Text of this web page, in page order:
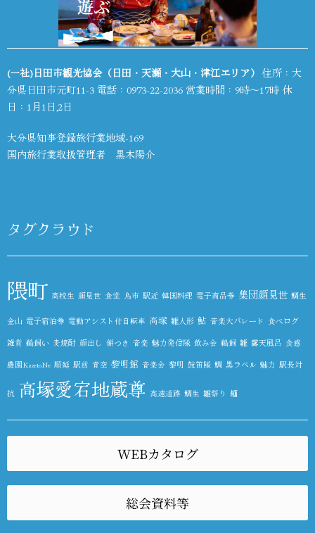
(一社)日田市観光協会（日田・天瀬・大山・津江エリア） 住所：大
分県日田市元町11-3 電話： 0973-22-2036 営業時間：9時～17時 休
日：1月1日,2日
大分県知事登録旅行業地域-169
国内旅行業取扱管理者 黒木陽介
タグクラウド
隈町 高校生 顔見世 食堂 鳥市 駅近 韓国料理 電子商品券 集団顔見世 鯛生
金山 電子宿泊券 電動アシスト付自転車 高塚 雛人形 鮎 音楽大パレード 食べログ
雑貨 鵜飼い 麦焼酎 顔出し 餅つき 音楽 魅力発信隊 飲み会 鵜飼 雛 露天風呂 食感
農園KazetoNe 順延 駅前 青空 黎明館 音楽会 黎明 鼓笛隊 鯛 黒ラベル 魅力 駅長対
抗 高塚愛宕地蔵尊 高速道路 鯛生 雛祭り 麺
WEBカタログ
総会資料等